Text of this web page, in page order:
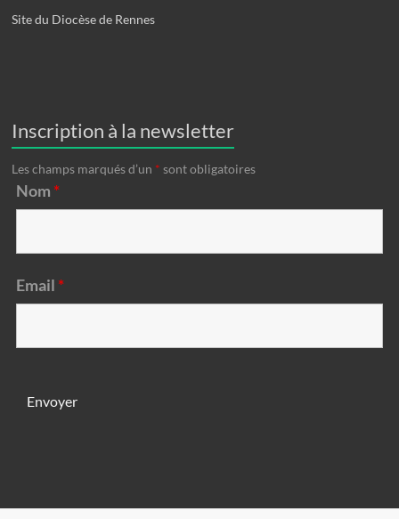
Site du Diocèse de Rennes
Inscription à la newsletter
Les champs marqués d’un * sont obligatoires
Nom *
Email *